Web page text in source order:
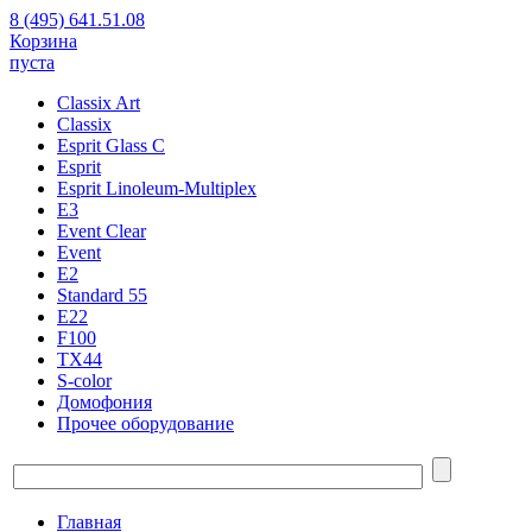
8 (495) 641.51.08
Корзина
пуста
Classix Art
Classix
Esprit Glass C
Esprit
Esprit Linoleum-Multiplex
E3
Event Clear
Event
E2
Standard 55
E22
F100
TX44
S-color
Домофония
Прочее оборудование
Главная